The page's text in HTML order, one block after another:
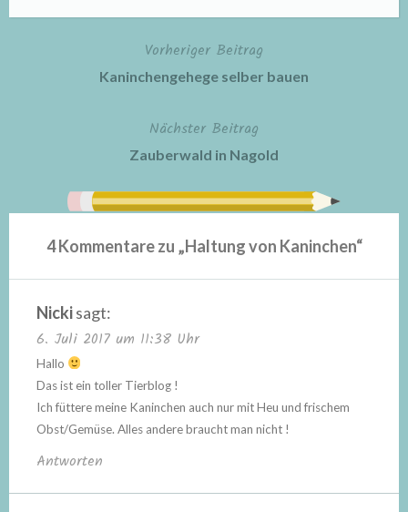
BeitragsnavigationVorheriger Beitrag
Kaninchengehege selber bauen
Nächster Beitrag
Zauberwald in Nagold
4 Kommentare zu „Haltung von Kaninchen“
Nickisagt:
6. Juli 2017 um 11:38 Uhr
Hallo
Das ist ein toller Tierblog !
Ich füttere meine Kaninchen auch nur mit Heu und frischem
Obst/Gemüse. Alles andere braucht man nicht !
Antworten